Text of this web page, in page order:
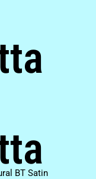
BT Satin